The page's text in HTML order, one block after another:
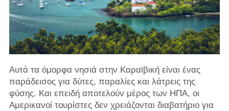
Αυτά τα όμορφα νησιά στην Καραϊβική είναι ένας
παράδεισος για δύτες, παραλίες και λάτρεις της
φύσης. Και επειδή αποτελούν μέρος των ΗΠΑ, οι
Αμερικανοί τουρίστες δεν χρειάζονται διαβατήριο για